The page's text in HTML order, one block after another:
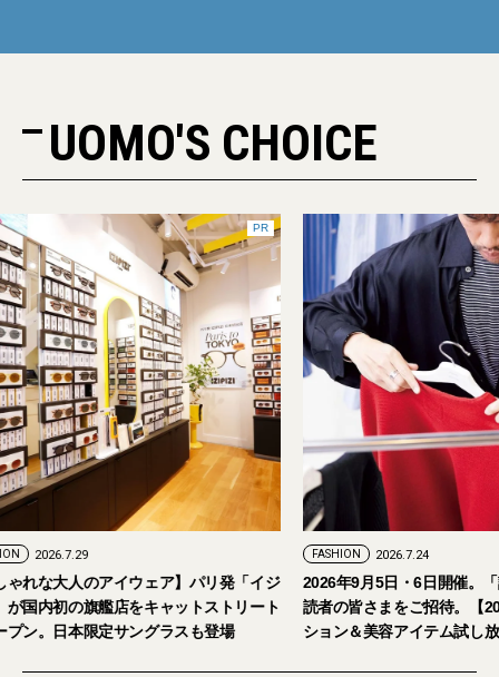
UOMO'S CHOICE
PR
ア】パリ発「イジ
ャットストリート
ラスも登場
2026年9月5日・6日開催。「試着フェス®︎」に
読者の皆さまをご招待。【2026年秋冬ファッ
ション＆美容アイテム試し放題】